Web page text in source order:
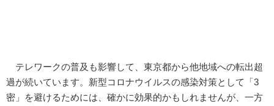
テレワークの普及も影響して、東京都から他地域への転出超
過が続いています。新型コロナウイルスの感染対策として「3
密」を避けるためには、確かに効果的かもしれませんが、一方